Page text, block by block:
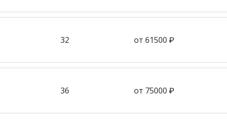
32 от 61500 ₽
36 от 75000 ₽